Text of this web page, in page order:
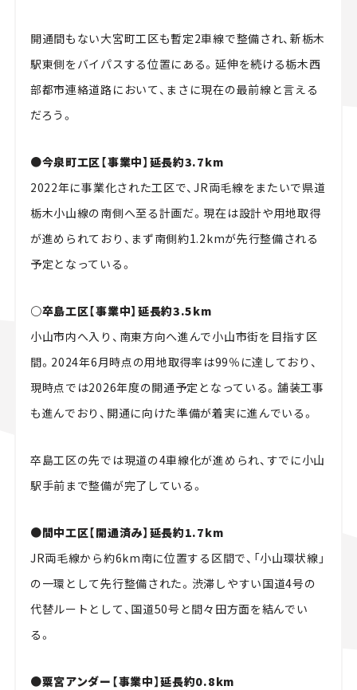
開通間もない大宮町工区も暫定2車線で整備され、新栃木
駅東側をバイパスする位置にある。延伸を続ける栃木西
部都市連絡道路において、まさに現在の最前線と言える
だろう。
●今泉町工区【事業中】延長約3.7km
2022年に事業化された工区で、JR両毛線をまたいで県道
栃木小山線の南側へ至る計画だ。現在は設計や用地取得
が進められており、まず南側約1.2kmが先行整備される
予定となっている。
○卒島工区【事業中】延長約3.5km
小山市内へ入り、南東方向へ進んで小山市街を目指す区
間。2024年6月時点の用地取得率は99％に達しており、
現時点では2026年度の開通予定となっている。舗装工事
も進んでおり、開通に向けた準備が着実に進んでいる。
卒島工区の先では現道の4車線化が進められ、すでに小山
駅手前まで整備が完了している。
●間中工区【開通済み】延長約1.7km
JR両毛線から約6km南に位置する区間で、「小山環状線」
の一環として先行整備された。渋滞しやすい国道4号の
代替ルートとして、国道50号と間々田方面を結んでい
る。
●粟宮アンダー【事業中】延長約0.8km